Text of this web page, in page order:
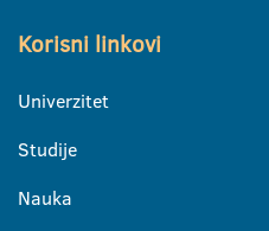
Korisni linkovi
Univerzitet
Studije
Nauka